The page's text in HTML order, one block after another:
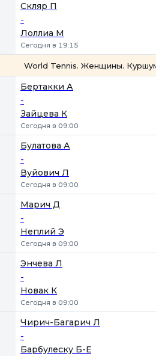
Скляр П
-
Лоллиа М
Сегодня в 19:15
World Tennis. Женщины.
Бертакки А
-
Зайцева К
Сегодня в 09:00
Булатова А
-
Вуйович Л
Сегодня в 09:00
Марич Д
-
Неплий Э
Сегодня в 09:00
Энчева Л
-
Новак К
Сегодня в 09:00
Чирич-Багарич Л
-
Барбулеску Б-Е